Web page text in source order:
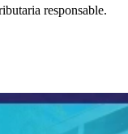
responsable.